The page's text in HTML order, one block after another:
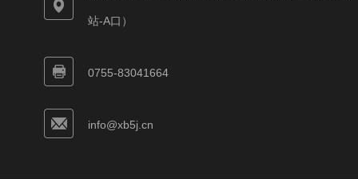
站-A口）
0755-83041664
info@xb5j.cn